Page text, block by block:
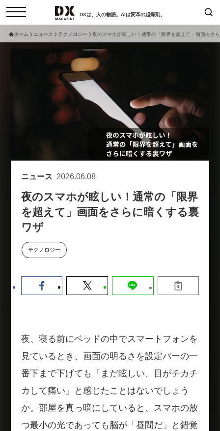
DXは、人の物語。AIは変革の起爆剤。
トップページ
動画
サイトマップ
お問い合わせ
個人情報保護法について
採用情報
検索
現在開催予定のセミナー
【8/6開催】AIエージェント時
代、日本企業は何から始めるべき
流から学ぶ〜
セミナー
【8/12開催】「イノベーションを
ホーム ニュース テクノロジー 夜のスマホが眩しい！通常の「限界を超えて」画面をさ
ニュース 2026.06.08
夜のスマホが眩しい！通常の「限界
を超えて」画面をさらに暗くする裏
ワザ
テクノロジー
夜、寝る前にベッドの中でスマートフォンを
見ているとき、画面の明るさを設定バーの一
番下まで下げても「まだ眩しい、目がチカチ
カして痛い」と感じたことはないでしょう
か。部屋を真っ暗にしていると、スマホの放
つ最小の光であっても脳が「昼間だ」と錯覚